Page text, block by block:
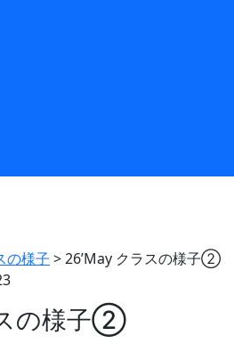
の様子 >26’May クラスの様子②
の様子②